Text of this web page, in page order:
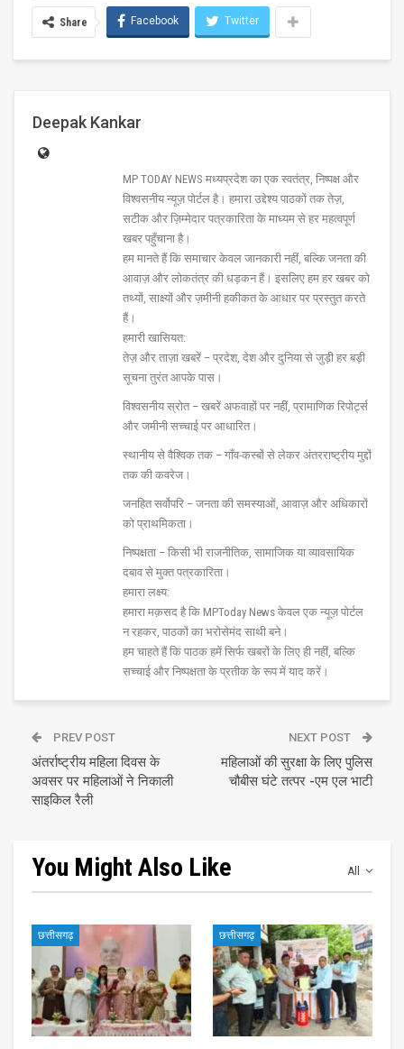
Share Facebook Twitter
Deepak Kankar
MP TODAY NEWS मध्यप्रदेश का एक स्वतंत्र, निष्पक्ष और
विश्वसनीय न्यूज़ पोर्टल है। हमारा उद्देश्य पाठकों तक तेज़,
सटीक और ज़िम्मेदार पत्रकारिता के माध्यम से हर महत्वपूर्ण
खबर पहुँचाना है।
हम मानते हैं कि समाचार केवल जानकारी नहीं, बल्कि जनता की
आवाज़ और लोकतंत्र की धड़कन हैं। इसलिए हम हर खबर को
तथ्यों, साक्ष्यों और ज़मीनी हकीकत के आधार पर प्रस्तुत करते
हैं।
हमारी खासियत:
तेज़ और ताज़ा खबरें – प्रदेश, देश और दुनिया से जुड़ी हर बड़ी
सूचना तुरंत आपके पास।
विश्वसनीय स्रोत – खबरें अफवाहों पर नहीं, प्रामाणिक रिपोर्ट्स
और जमीनी सच्चाई पर आधारित।
स्थानीय से वैश्विक तक – गाँव-कस्बों से लेकर अंतरराष्ट्रीय मुद्दों
तक की कवरेज।
जनहित सर्वोपरि – जनता की समस्याओं, आवाज़ और अधिकारों
को प्राथमिकता।
निष्पक्षता – किसी भी राजनीतिक, सामाजिक या व्यावसायिक
दबाव से मुक्त पत्रकारिता।
हमारा लक्ष्य:
हमारा मक़सद है कि MPToday News केवल एक न्यूज़ पोर्टल
न रहकर, पाठकों का भरोसेमंद साथी बने।
हम चाहते हैं कि पाठक हमें सिर्फ खबरों के लिए ही नहीं, बल्कि
सच्चाई और निष्पक्षता के प्रतीक के रूप में याद करें।
PREV POST
अंतर्राष्ट्रीय महिला दिवस के
अवसर पर महिलाओं ने निकाली
साइकिल रैली
NEXT POST
महिलाओं की सुरक्षा के लिए पुलिस
चौबीस घंटे तत्पर -एम एल भाटी
All
You Might Also Like
छत्तीसगढ़ छत्तीसगढ़